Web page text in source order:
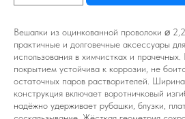
Вешалки из оцинкованной проволоки ⌀
практичные и долговечные аксессуары
использования в химчистках и
покрытием устойчива к коррозии, не
остаточных паров растворителей.
конструкция включает воротничковый
надёжно удерживает рубашки, блузки,